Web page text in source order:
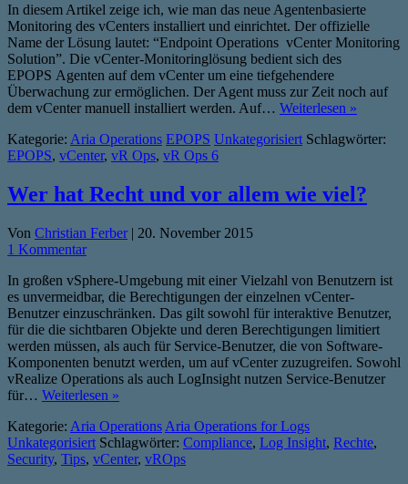
In diesem Artikel zeige ich, wie man das neue Agentenbasierte
Monitoring des vCenters installiert und einrichtet. Der offizielle
Name der Lösung lautet: “Endpoint Operations vCenter Monitoring
Solution”. Die vCenter-Monitoringlösung bedient sich des
EPOPS Agenten auf dem vCenter um eine tiefgehendere
Überwachung zur ermöglichen. Der Agent muss zur Zeit noch auf
dem vCenter manuell installiert werden. Auf… Weiterlesen »
Kategorie: Aria Operations EPOPS Unkategorisiert Schlagwörter:
EPOPS, vCenter, vR Ops, vR Ops 6
Wer hat Recht und vor allem wie viel?
Von Christian Ferber | 20. November 2015
1 Kommentar
In großen vSphere-Umgebung mit einer Vielzahl von Benutzern ist
es unvermeidbar, die Berechtigungen der einzelnen vCenter-
Benutzer einzuschränken. Das gilt sowohl für interaktive Benutzer,
für die die sichtbaren Objekte und deren Berechtigungen limitiert
werden müssen, als auch für Service-Benutzer, die von Software-
Komponenten benutzt werden, um auf vCenter zuzugreifen. Sowohl
vRealize Operations als auch LogInsight nutzen Service-Benutzer
für… Weiterlesen »
Kategorie: Aria Operations Aria Operations for Logs
Unkategorisiert Schlagwörter: Compliance, Log Insight, Rechte,
Security, Tips, vCenter, vROps